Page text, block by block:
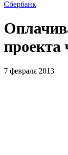
Сбербанк
проекта
7 февраля 2013